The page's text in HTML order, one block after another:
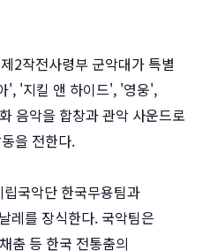
2작전사령부 군악대가 특별
', '지킬 앤 하이드', '영웅',
음악을 합창과 관악 사운드로
을 전한다.
국악단 한국무용팀과
레를 장식한다. 국악팀은
춤 등 한국 전통춤의